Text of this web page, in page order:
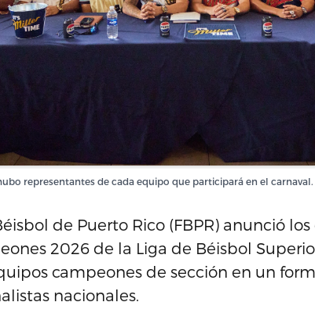
representantes de cada equipo que participará en el
de Puerto Rico (FBPR) anunció
2026 de la Liga de Béisbol
campeones de sección en un
nacionales.